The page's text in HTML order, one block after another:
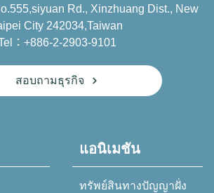
Rd., Xinzhuang Dist., New
City 242034,Taiwan
：+886-2-2903-9101
สอบถามธุรกิจ
แอนิเมชัน
ทรัพย์สินทางปัญญาฝั่ง